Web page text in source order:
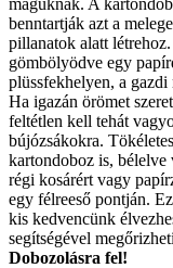
maguknak. A
benntartják azt a
pillanatok alatt
gömbölyödve egy
plüssfekhelyen, a gazdi
Ha igazán örömet
feltétlen kell tehát
bújózsákokra.
kartondoboz is,
régi kosárért vagy
egy félreeső pontján.
kis kedvencünk
segítségével
Dobozolásra fel!